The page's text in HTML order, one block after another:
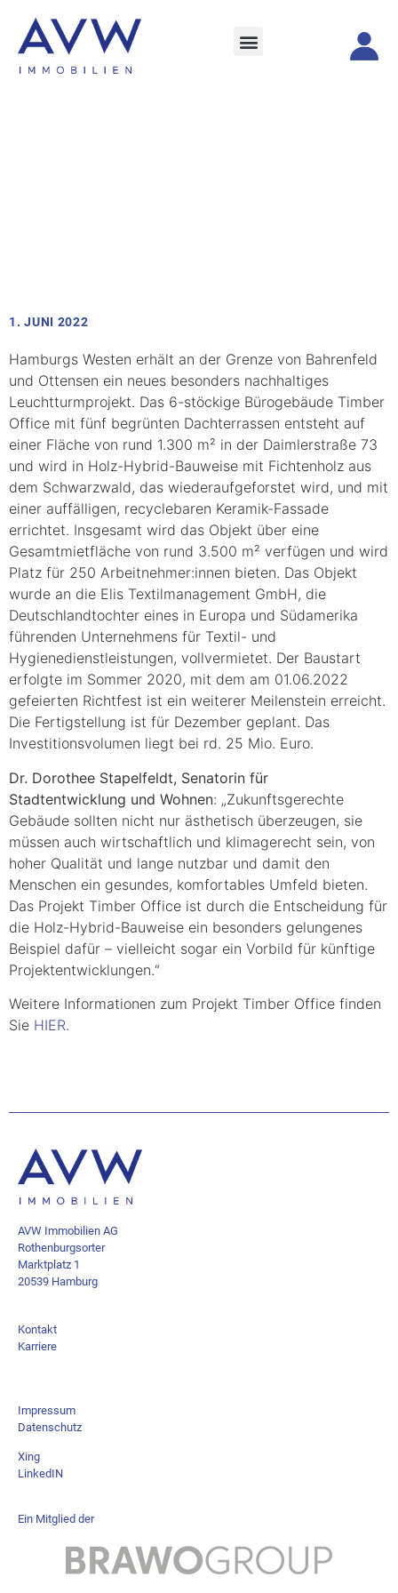
1. JUNI 2022
Hamburgs Westen erhält an der Grenze von Bahrenfeld
und Ottensen ein neues besonders nachhaltiges
Leuchtturmprojekt. Das 6-stöckige Bürogebäude Timber
Office mit fünf begrünten Dachterrassen entsteht auf
einer Fläche von rund 1.300 m² in der Daimlerstraße 73
und wird in Holz-Hybrid-Bauweise mit Fichtenholz aus
dem Schwarzwald, das wiederaufgeforstet wird, und mit
einer auffälligen, recyclebaren Keramik-Fassade
errichtet. Insgesamt wird das Objekt über eine
Gesamtmietfläche von rund 3.500 m² verfügen und wird
Platz für 250 Arbeitnehmer:innen bieten. Das Objekt
wurde an die Elis Textilmanagement GmbH, die
Deutschlandtochter eines in Europa und Südamerika
führenden Unternehmens für Textil- und
Hygienedienstleistungen, vollvermietet. Der Baustart
erfolgte im Sommer 2020, mit dem am 01.06.2022
gefeierten Richtfest ist ein weiterer Meilenstein erreicht.
Die Fertigstellung ist für Dezember geplant. Das
Investitionsvolumen liegt bei rd. 25 Mio. Euro.
Dr. Dorothee Stapelfeldt, Senatorin für
Stadtentwicklung und Wohnen: „Zukunftsgerechte
Gebäude sollten nicht nur ästhetisch überzeugen, sie
müssen auch wirtschaftlich und klimagerecht sein, von
hoher Qualität und lange nutzbar und damit den
Menschen ein gesundes, komfortables Umfeld bieten.
Das Projekt Timber Office ist durch die Entscheidung für
die Holz-Hybrid-Bauweise ein besonders gelungenes
Beispiel dafür – vielleicht sogar ein Vorbild für künftige
Projektentwicklungen.“
Weitere Informationen zum Projekt Timber Office finden
Sie HIER.
AVW Immobilien AG
Rothenburgsorter
Marktplatz 1
20539 Hamburg
Kontakt
Karriere
Impressum
Datenschutz
Xing
LinkedIN
Ein Mitglied der